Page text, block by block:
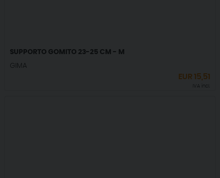
SUPPORTO GOMITO 23-25 CM - M
GIMA
EUR15,51
IVA incl.